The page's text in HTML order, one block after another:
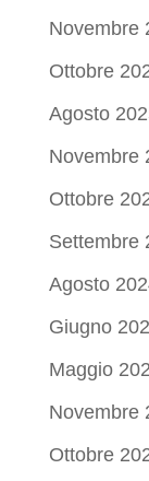
Novembre
Ottobre
Agosto
Novembre
Ottobre
Settembre
Agosto
Giugno
Maggio
Novembre
Ottobre